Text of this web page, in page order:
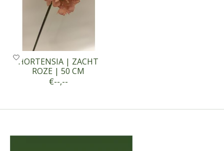
HORTENSIA | ZACHT
ROZE | 50 CM
€--,--